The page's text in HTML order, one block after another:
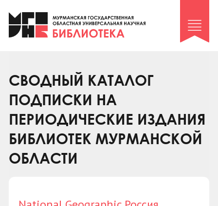
Клуб «Гиря и сельдерей»
Клуб «Семейный архив»
Коллегам
Контакты
СВОДНЫЙ КАТАЛОГ
ПОДПИСКИ НА
ПЕРИОДИЧЕСКИЕ ИЗДАНИЯ
БИБЛИОТЕК МУРМАНСКОЙ
ОБЛАСТИ